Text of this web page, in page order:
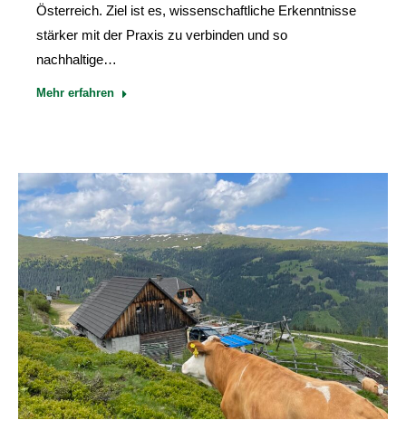
Österreich. Ziel ist es, wissenschaftliche Erkenntnisse
stärker mit der Praxis zu verbinden und so
nachhaltige…
Mehr erfahren